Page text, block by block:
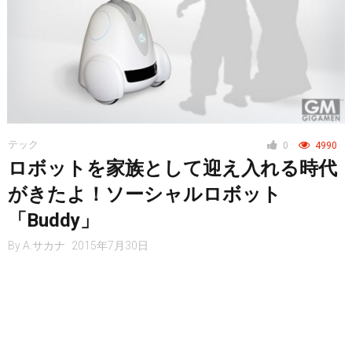
0 4990
テック
ロボットを家族として迎え入れる時代
がきたよ！ソーシャルロボット
「Buddy」
By A.サカナ 2015年7月30日